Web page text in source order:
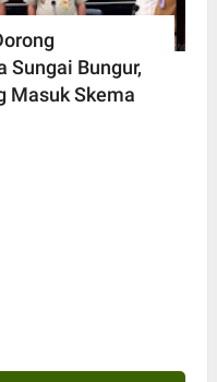
Sungai Bungur,
Masuk Skema